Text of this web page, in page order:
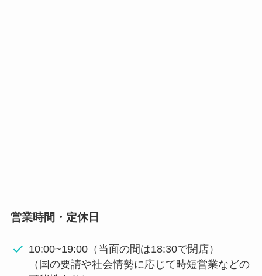
営業時間・定休日
10:00~19:00（当面の間は18:30で閉店）
（国の要請や社会情勢に応じて時短営業などの